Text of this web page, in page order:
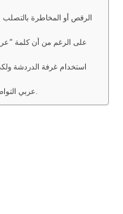
الرقص أو المخاطرة بالتصلب
على الرغم من أن كلمة
استخدام غرفة الدردشة
عربي التواصل مع بعضهم البعض من خلال الرسائل النصية.